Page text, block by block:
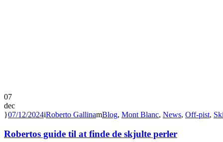
07
dec
07/12/2024 Roberto Gallina Blog, Mont Blanc, News, Off-pist,
Robertos guide til at finde de skjulte perler